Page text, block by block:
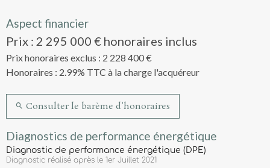
Aspect financier
Prix : 2 295 000 € honoraires inclus
Prix honoraires exclus : 2 228 400 €
Honoraires : 2.99% TTC à la charge l'acquéreur
Consulter le barème d'honoraires
Diagnostics de performance énergétique